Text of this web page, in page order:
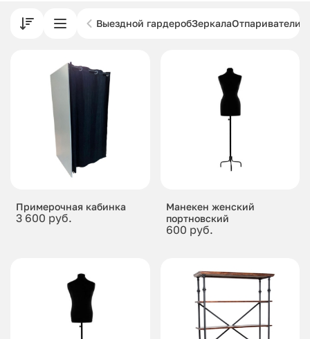
Выездной гардеробЗеркалаОтпариватели
Примерочная кабинка
3 600 руб.
Манекен женский
портновский
600 руб.